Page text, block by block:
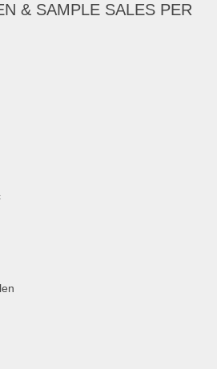
& SAMPLE SALES PER